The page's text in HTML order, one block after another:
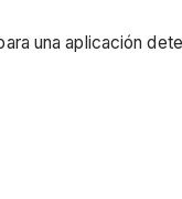
una aplicación